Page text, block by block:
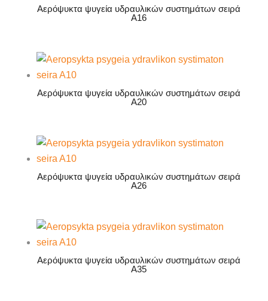
Αερόψυκτα ψυγεία υδραυλικών συστημάτων σειρά
A16
Αερόψυκτα ψυγεία υδραυλικών συστημάτων σειρά
A20
Αερόψυκτα ψυγεία υδραυλικών συστημάτων σειρά
A26
Αερόψυκτα ψυγεία υδραυλικών συστημάτων σειρά
A35